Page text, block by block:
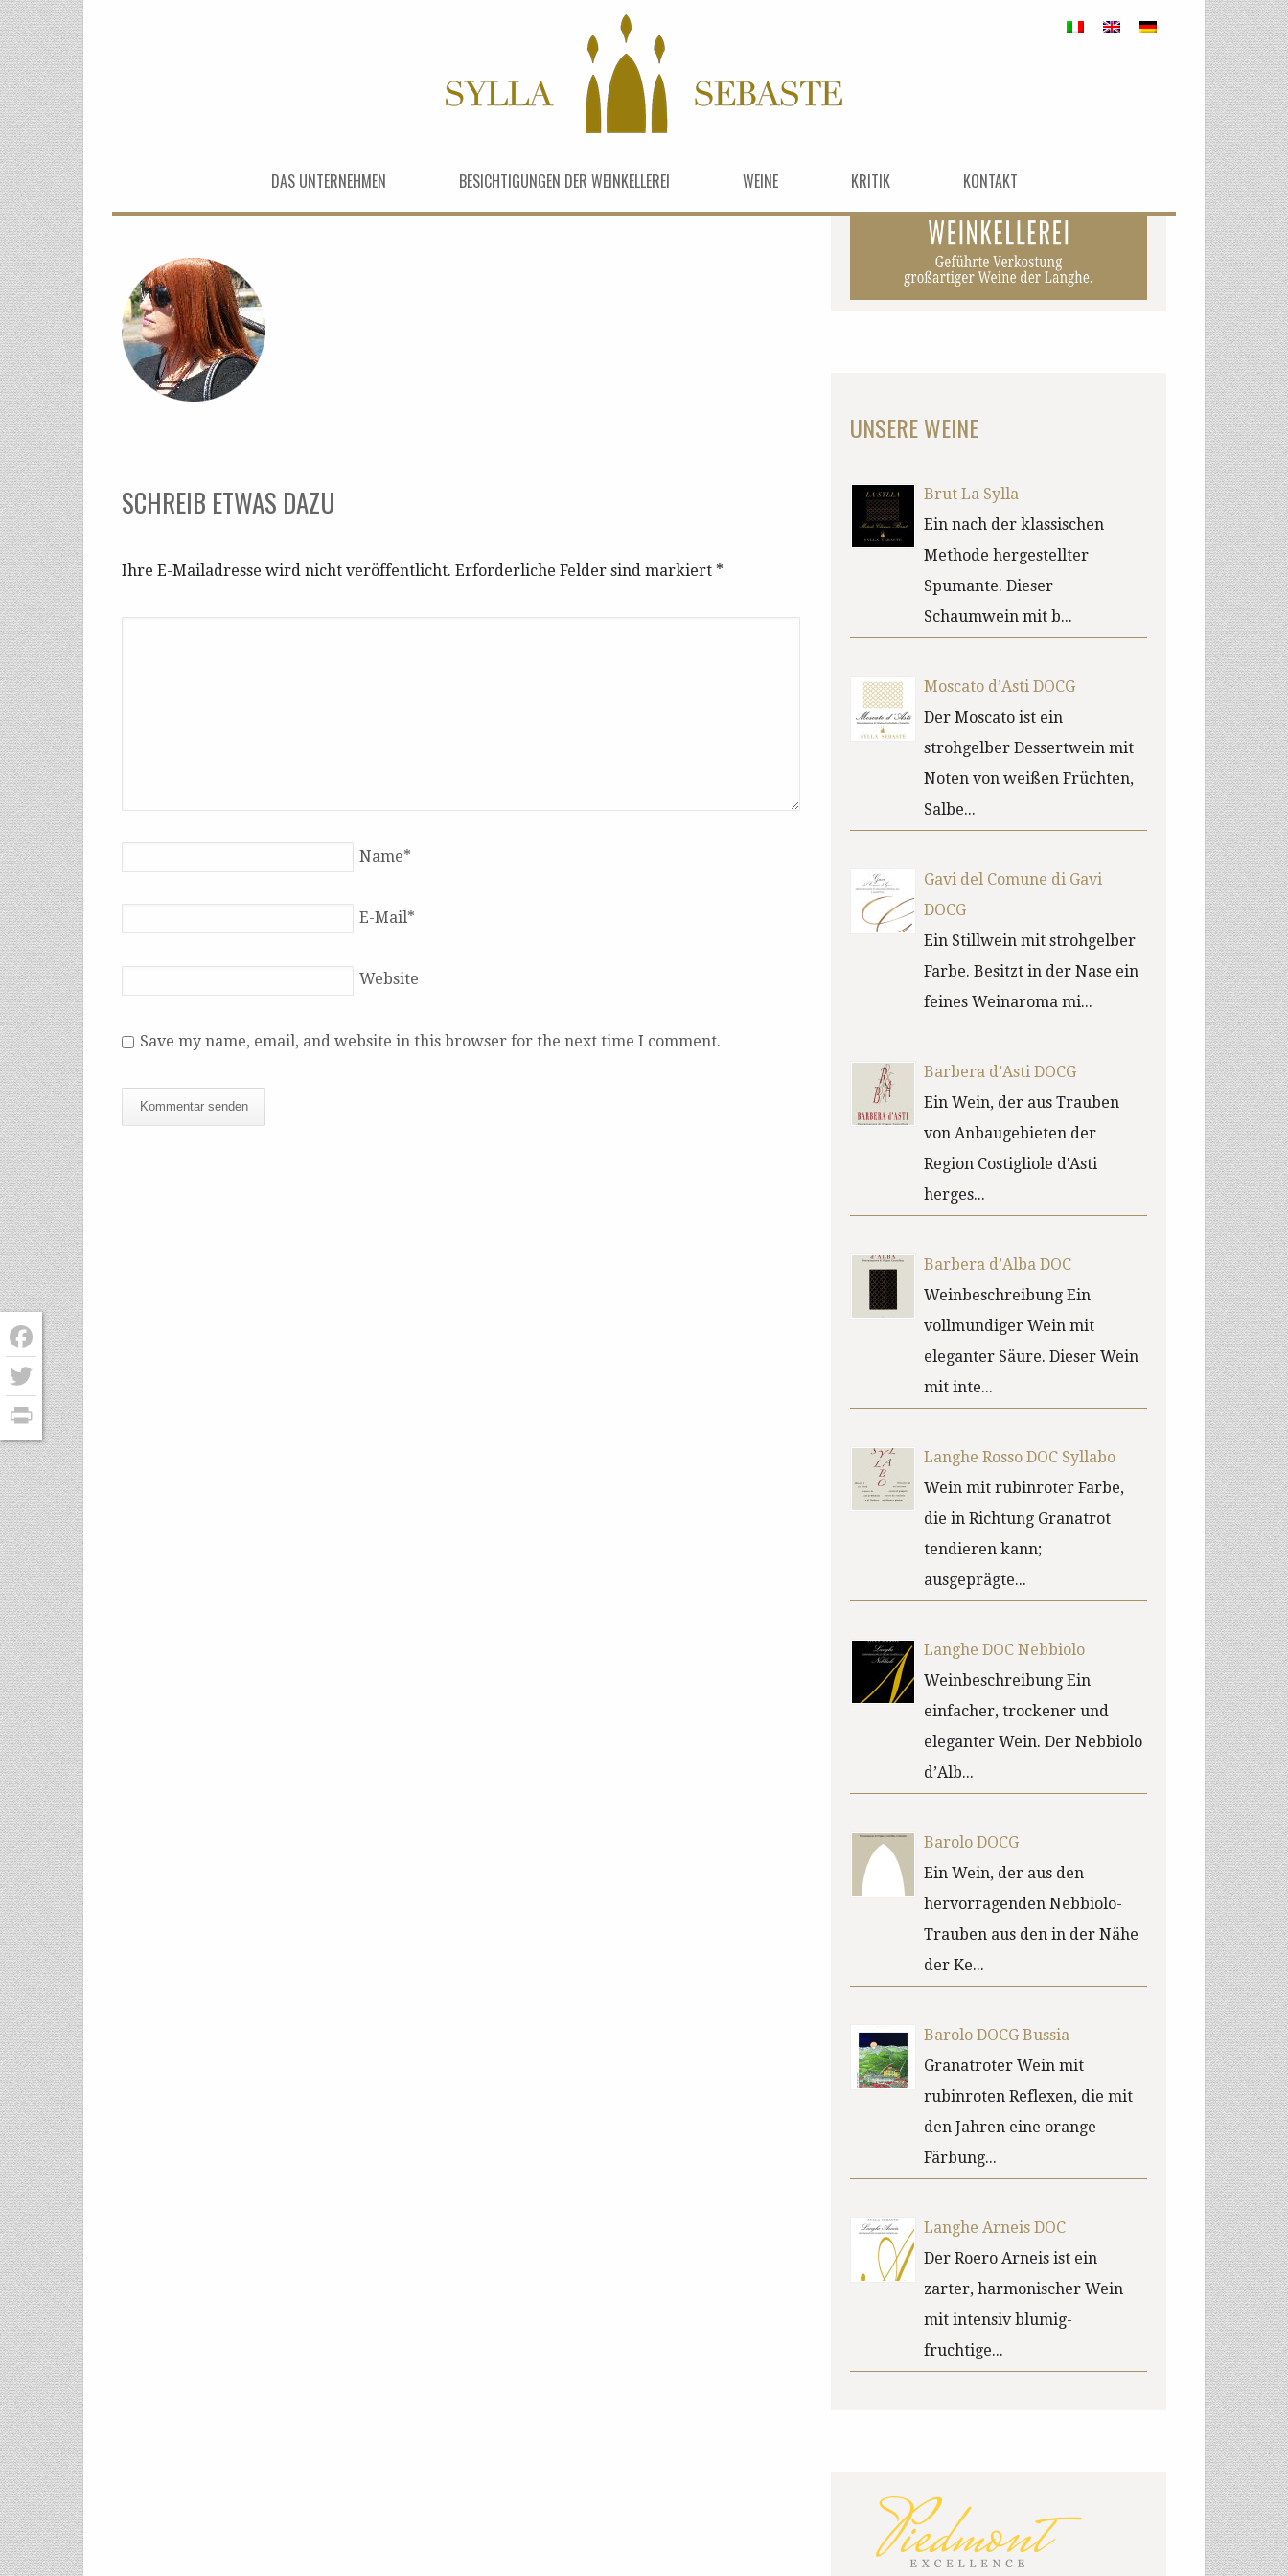
DAS UNTERNEHMEN BESICHTIGUNGEN DER WEINKELLEREI WEINE KRITIK KONTAKT
SCHREIB ETWAS DAZU
Ihre E-Mailadresse wird nicht veröffentlicht. Erforderliche Felder sind markiert *
Name*
E-Mail*
Website
Save my name, email, and website in this browser for the next time I comment.
UNSERE WEINE
Brut La Sylla
Ein nach der klassischen
Methode hergestellter
Spumante. Dieser
Schaumwein mit b...
Moscato d’Asti DOCG
Der Moscato ist ein
strohgelber Dessertwein mit
Noten von weißen Früchten,
Salbe...
Gavi del Comune di Gavi
DOCG
Ein Stillwein mit strohgelber
Farbe. Besitzt in der Nase ein
feines Weinaroma mi...
Barbera d’Asti DOCG
Ein Wein, der aus Trauben
von Anbaugebieten der
Region Costigliole d'Asti
herges...
Barbera d’Alba DOC
Weinbeschreibung Ein
vollmundiger Wein mit
eleganter Säure. Dieser Wein
mit inte...
Langhe Rosso DOC Syllabo
Wein mit rubinroter Farbe,
die in Richtung Granatrot
tendieren kann;
ausgeprägte...
Langhe DOC Nebbiolo
Weinbeschreibung Ein
einfacher, trockener und
eleganter Wein. Der Nebbiolo
d’Alb...
Barolo DOCG
Ein Wein, der aus den
hervorragenden Nebbiolo-
Trauben aus den in der Nähe
der Ke...
Barolo DOCG Bussia
Granatroter Wein mit
rubinroten Reflexen, die mit
den Jahren eine orange
Färbung...
Langhe Arneis DOC
Der Roero Arneis ist ein
zarter, harmonischer Wein
mit intensiv blumig-
fruchtige...
Facebook
Twitter
PrintFriendly